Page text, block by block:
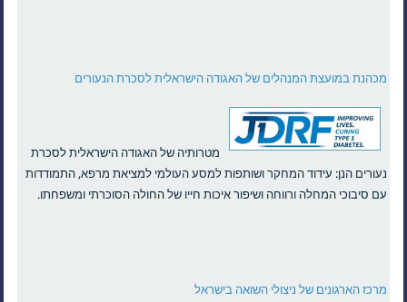
מכהנת במועצת המנהלים של האגודה הישראלית לסכרת הנעורים
מטרותיה של האגודה הישראלית לסכרת
נעורים הנן: עידוד המחקר ושותפות למסע העולמי למציאת מרפא, התמודדות
עם סיבוכי המחלה ורווחה ושיפור איכות חייו של החולה הסוכרתי ומשפחתו.
מרכז הארגונים של ניצולי השואה בישראל